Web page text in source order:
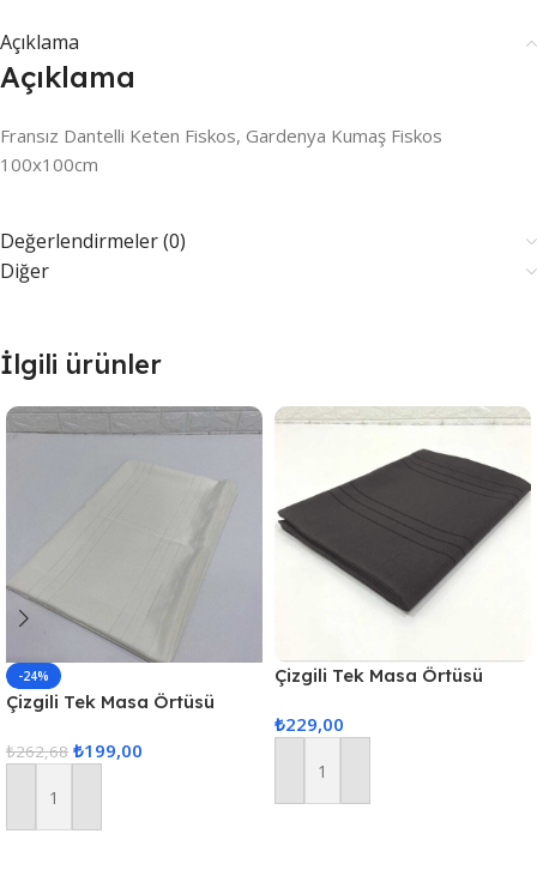
Açıklama
Açıklama
Fransız Dantelli Keten Fiskos, Gardenya Kumaş Fiskos
100x100cm
Değerlendirmeler (0)
Diğer
İlgili ürünler
-24%
Çizgili Tek Masa Örtüsü
₺262,68 ₺199,00
Sepete Ekle
Çizgili Tek Masa Örtüsü
₺229,00
Sepete Ekle